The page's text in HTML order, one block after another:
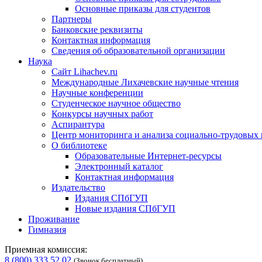
Основные приказы для студентов
Партнеры
Банковские реквизиты
Контактная информация
Сведения об образовательной организации
Наука
Сайт Lihachev.ru
Международные Лихачевские научные чтения
Научные конференции
Студенческое научное общество
Конкурсы научных работ
Аспирантура
Центр мониторинга и анализа социально-трудовых
О библиотеке
Образовательные Интернет-ресурсы
Электронный каталог
Контактная информация
Издательство
Издания СПбГУП
Новые издания СПбГУП
Проживание
Гимназия
Приемная комиссия:
8 (800) 333 52 02